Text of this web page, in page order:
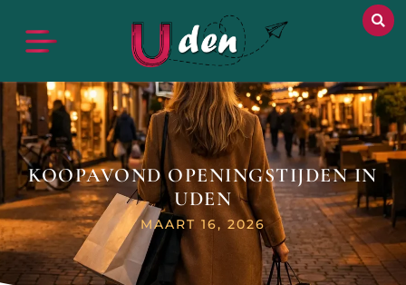
KOOPAVOND OPENINGSTIJDEN IN
UDEN
MAART 16, 2026